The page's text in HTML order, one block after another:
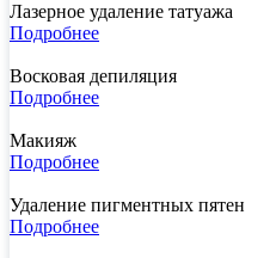
Лазерное удаление татуажа
Подробнее
Восковая депиляция
Подробнее
Макияж
Подробнее
Удаление пигментных пятен
Подробнее